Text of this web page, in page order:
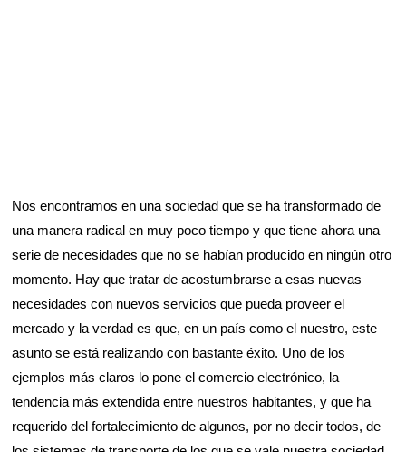
Nos encontramos en una sociedad que se ha transformado de
una manera radical en muy poco tiempo y que tiene ahora una
serie de necesidades que no se habían producido en ningún otro
momento. Hay que tratar de acostumbrarse a esas nuevas
necesidades con nuevos servicios que pueda proveer el
mercado y la verdad es que, en un país como el nuestro, este
asunto se está realizando con bastante éxito. Uno de los
ejemplos más claros lo pone el comercio electrónico, la
tendencia más extendida entre nuestros habitantes, y que ha
requerido del fortalecimiento de algunos, por no decir todos, de